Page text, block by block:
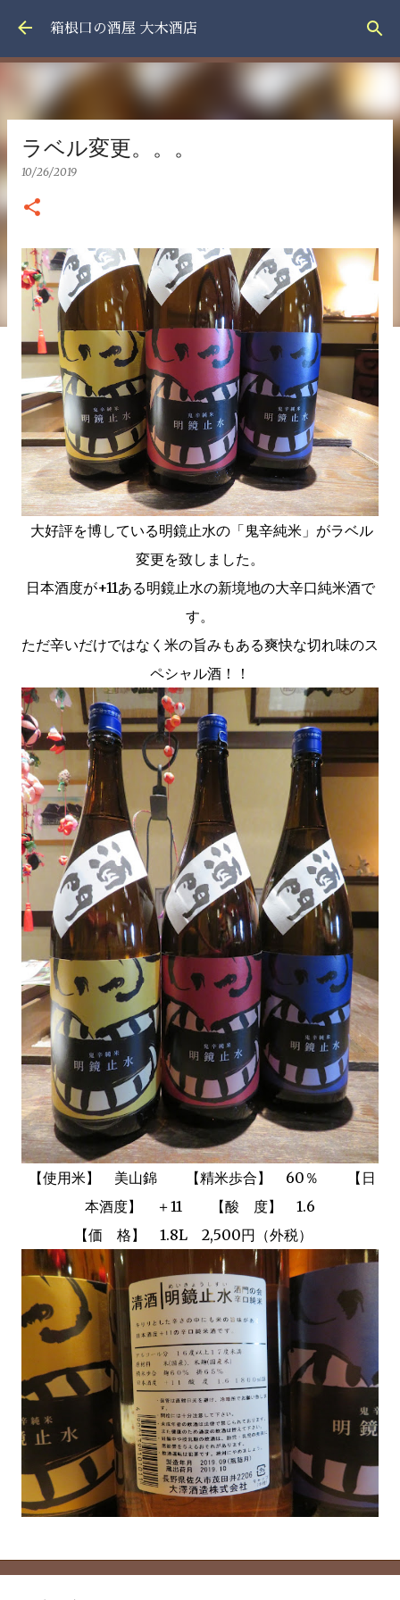
スキップしてメイン コンテンツに移動
箱根口の酒屋 大木酒店
ラベル変更。。。
10/26/2019
大好評を博している明鏡止水の「鬼辛純米」がラベル
変更を致しました。
日本酒度が+11ある明鏡止水の新境地の大辛口純米酒で
す。
ただ辛いだけではなく米の旨みもある爽快な切れ味のス
ペシャル酒！！
【使用米】 美山錦 【精米歩合】 60％ 【日
本酒度】 ＋11 【酸 度】 1.6
【価 格】 1.8L 2,500円（外税）